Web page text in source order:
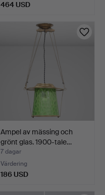
464 USD
Ampel av mässing och
grönt glas. 1900-tale…
7 dagar
Värdering
186 USD